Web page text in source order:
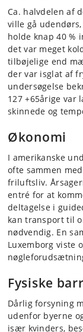
Ca. halvdelen af
ville gå
holde knap 40 %
det var meget
tilbøjelige end
der var isglat af
undersøgelse
127 +65årige var
skinnede og
Økonomi
I amerikanske
ofte sammen
friluftsliv.
entré for at
deltagelse i
kan transport til
nødvendig. En
Luxemborg viste
Fysiske
Dårlig forsyning
udenfor byerne
især kvinders,